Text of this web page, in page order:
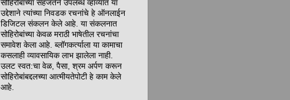
सोहिरोबांच्या सहजतेने उपलब्ध व्हाव्यात या
उद्देशाने त्यांच्या निवडक रचनांचे हे ऑनलाईन
डिजिटल संकलन केले आहे. या संकलनात
सोहिरोबांच्या केवळ मराठी भाषेतील रचनांचा
समावेश केला आहे. ब्लॉगकर्त्याला या कामाचा
कसलाही व्यावसायिक लाभ झालेला नाही.
उलट स्वत:चा वेळ, पैसा, श्रम अर्पण करून
सोहिरोबांबद्दलच्या आत्मीयतेपोटी हे काम केले
आहे.